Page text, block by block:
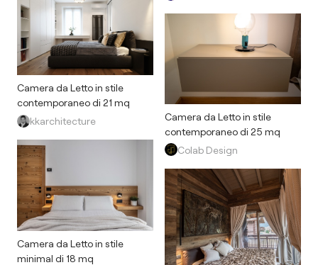
Camera da Letto in stile
contemporaneo di 21 mq
kkarchitecture
Camera da Letto in stile
minimal di 18 mq
Camera da Letto in stile
contemporaneo di 25 mq
Colab Design